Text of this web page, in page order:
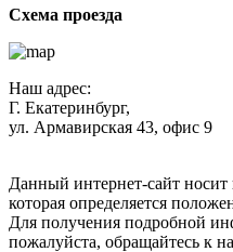
Схема проезда
Наш адрес:
Г. Екатеринбург,
ул. Армавирская 43, офис 9
Данный интернет-сайт
которая определяется
Для получения подробной
пожалуйста, обращайтесь к